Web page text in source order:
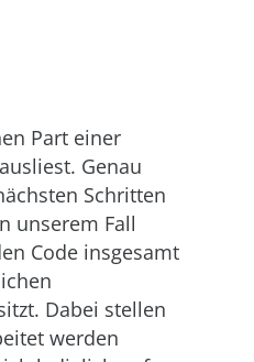
Part einer
Genau
Schritten
unserem Fall
Code insgesamt
Dabei stellen
werden